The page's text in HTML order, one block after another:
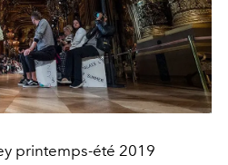
printemps-été 2019